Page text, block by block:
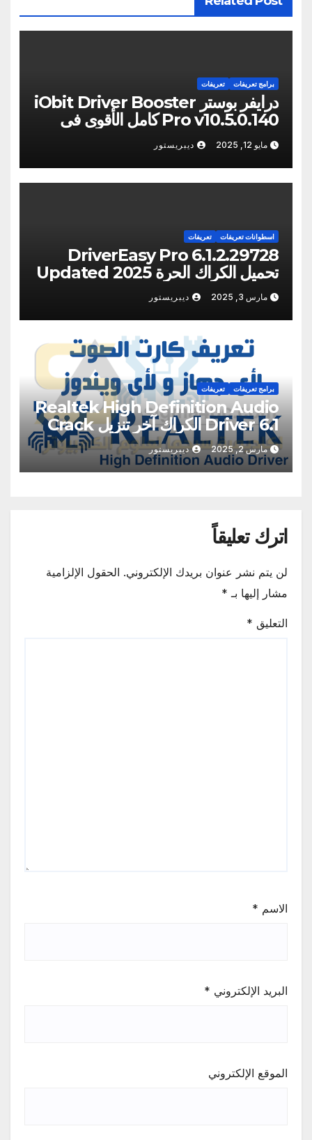
برامج تعريفات تعريفات
درايفر بوستر iObit Driver Booster
Pro v10.5.0.140 كامل الأقوى فى
البحث عن التعريفات
مايو 12, 2025 ديبريستور
اسطوانات تعريفات تعريفات
DriverEasy Pro 6.1.2.29728
تحميل الكراك الحرة Updated 2025
مارس 3, 2025 ديبريستور
برامج تعريفات تعريفات
Realtek High Definition Audio
Driver 6.1 الكراك آخر تنزيل Crack
2025
مارس 2, 2025 ديبريستور
اترك تعليقاً
لن يتم نشر عنوان بريدك الإلكتروني. الحقول الإلزامية
مشار إليها بـ *
التعليق *
الاسم *
البريد الإلكتروني *
الموقع الإلكتروني